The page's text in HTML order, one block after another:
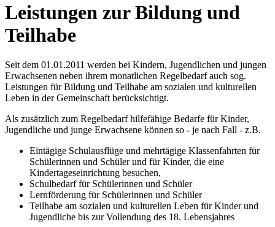
Leistungen zur Bildung und
Teilhabe
Seit dem 01.01.2011 werden bei Kindern, Jugendlichen und jungen
Erwachsenen neben ihrem monatlichen Regelbedarf auch sog.
Leistungen für Bildung und Teilhabe am sozialen und kulturellen
Leben in der Gemeinschaft berücksichtigt.
Als zusätzlich zum Regelbedarf hilfefähige Bedarfe für Kinder,
Jugendliche und junge Erwachsene können so - je nach Fall - z.B.
Eintägige Schulausflüge und mehrtägige Klassenfahrten für
Schülerinnen und Schüler und für Kinder, die eine
Kindertageseinrichtung besuchen,
Schulbedarf für Schülerinnen und Schüler
Lernförderung für Schülerinnen und Schüler
Teilhabe am sozialen und kulturellen Leben für Kinder und
Jugendliche bis zur Vollendung des 18. Lebensjahres